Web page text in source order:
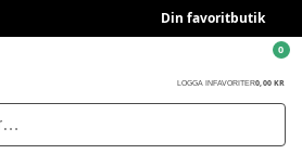
Din favoritbutik
LOGGA IN FAVORITER0,00 KR
0